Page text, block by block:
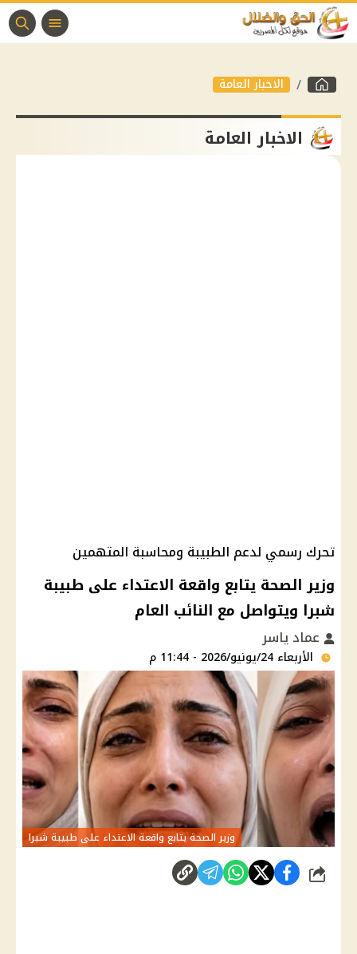
الاخبار العامة
الاخبار العامة
تحرك رسمي لدعم الطبيبة ومحاسبة المتهمين
وزير الصحة يتابع واقعة الاعتداء على طبيبة
شبرا ويتواصل مع النائب العام
عماد ياسر
الأربعاء 24/يونيو/2026 - 11:44 م
وزير الصحة يتابع واقعة الاعتداء على طبيبة شبرا
شارك